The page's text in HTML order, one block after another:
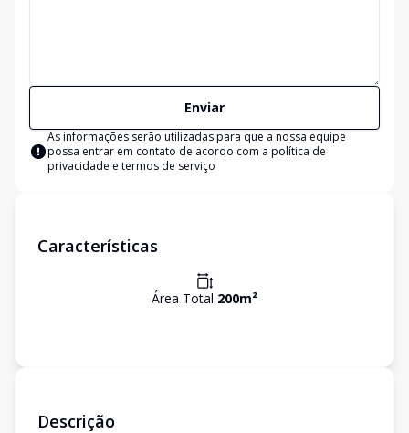
Enviar
As informações serão utilizadas para que a nossa equipe
possa entrar em contato de acordo com a política de
privacidade e termos de serviço
Características
Área Total 200m²
Descrição